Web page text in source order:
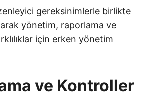
gereksinimlerle birlikte
yönetim, raporlama ve
için erken yönetim
ve Kontroller